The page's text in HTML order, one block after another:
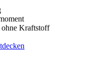
Kraftstoff